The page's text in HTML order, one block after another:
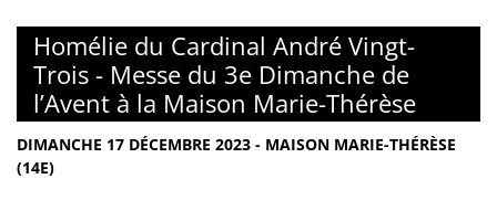
Homélie du Cardinal André Vingt-
Trois - Messe du 3e Dimanche de
l’Avent à la Maison Marie-Thérèse
DIMANCHE 17 DÉCEMBRE 2023 - MAISON MARIE-THÉRÈSE
(14E)